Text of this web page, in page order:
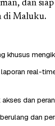
dan
di Maluku.
khusus
real-
dan
dan